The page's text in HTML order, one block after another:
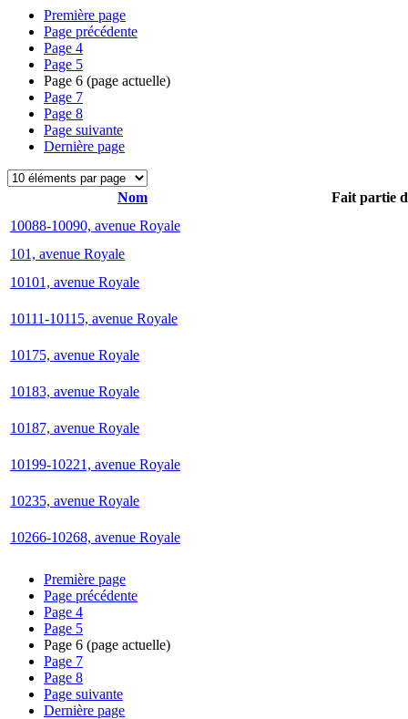
Première page
Page précédente
Page 4
Page 5
Page 6 (page actuelle)
Page 7
Page 8
Page suivante
Dernière page
Nom
Fait partie
10088-10090, avenue Royale
101, avenue Royale
10101, avenue Royale
10111-10115, avenue Royale
10175, avenue Royale
10183, avenue Royale
10187, avenue Royale
10199-10221, avenue Royale
10235, avenue Royale
10266-10268, avenue Royale
Première page
Page précédente
Page 4
Page 5
Page 6 (page actuelle)
Page 7
Page 8
Page suivante
Dernière page